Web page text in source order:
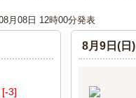
月08日 12時00分発表
[-3]
8月9日(日)